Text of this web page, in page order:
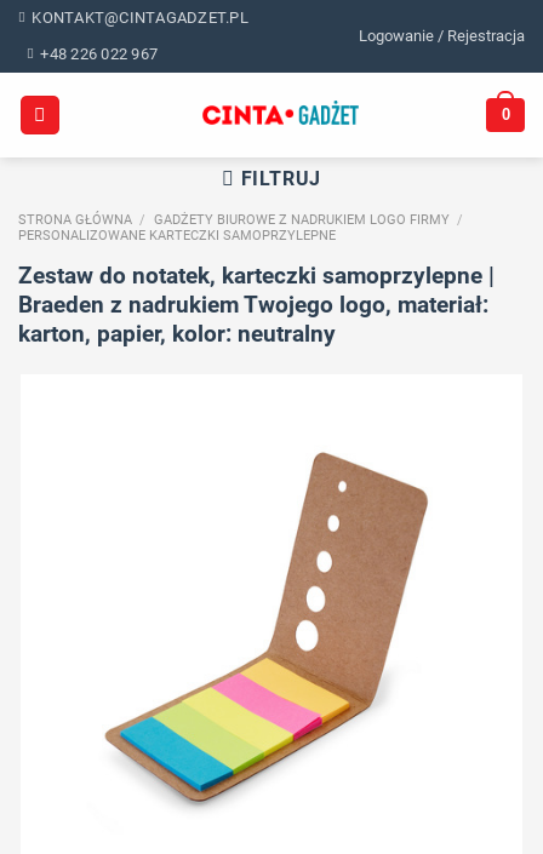
Skip
content
KONTAKT@CINTAGADZET.PL
+48 226 022 967
Logowanie / Rejestracja
0
FILTRUJ
STRONA GŁÓWNA / GADŻETY BIUROWE Z NADRUKIEM LOGO FIRMY /
PERSONALIZOWANE KARTECZKI SAMOPRZYLEPNE
Zestaw do notatek, karteczki samoprzylepne |
Braeden z nadrukiem Twojego logo, materiał:
karton, papier, kolor: neutralny